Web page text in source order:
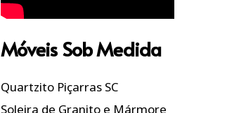
Móveis Sob Medida
Quartzito Piçarras SC
Soleira de Granito e Mármore